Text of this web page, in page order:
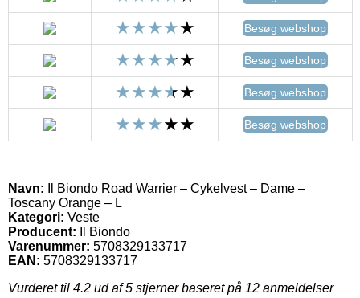
Besøg webshop
Besøg webshop
Besøg webshop
Besøg webshop
Navn: Il Biondo Road Warrier – Cykelvest – Dame –
Toscany Orange – L
Kategori: Veste
Producent:
Il Biondo
Varenummer: 5708329133717
EAN: 5708329133717
Vurderet til 4.2 ud af 5 stjerner baseret på 12 anmeldelser